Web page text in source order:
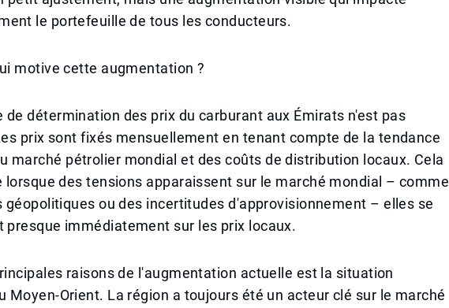
le portefeuille de tous les conducteurs.
motive cette augmentation ?
de détermination des prix du carburant aux Émirats n'est pas
prix sont fixés mensuellement en tenant compte de la tendance
marché pétrolier mondial et des coûts de distribution locaux. Cela
lorsque des tensions apparaissent sur le marché mondial – comme
géopolitiques ou des incertitudes d'approvisionnement – elles se
presque immédiatement sur les prix locaux.
raisons de l'augmentation actuelle est la situation
Moyen-Orient. La région a toujours été un acteur clé sur le marché